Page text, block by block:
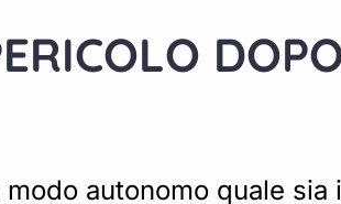
autonomo quale